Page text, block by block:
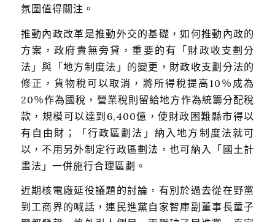
氛圍值得關注。
推動內政改革是推動外交的基礎，如何推動內政的
方案，政府責無旁貸，重要的有「財政收支劃分
法」與「地方制度法」的變更，財政收支劃分法的
修正，貨物稅可以取消，將所得稅提高10％成為
20％作為國稅，營業稅則留給地方作為統籌分配稅
款，規模可以達到6,400億，使財政困難縣市得以
有自由財；「行政區劃法」納入地方制度法就可
以，不用另外制定行政區劃法，也可納入「國土計
畫法」一併施行合理區劃。
近期核電廠延役議題的討論，有別於過去從在野黨
到工商界的喊話，連民進黨自家智庫副董事長童子